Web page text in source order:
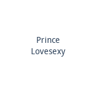
Prince
Lovesexy